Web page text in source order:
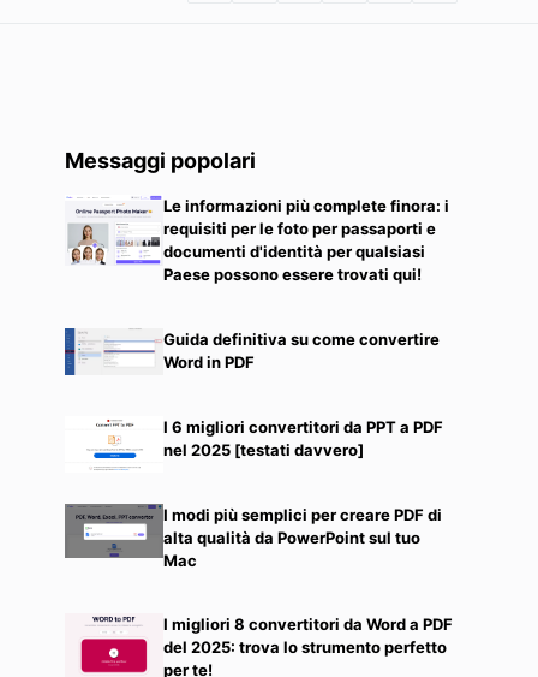
Messaggi popolari
Le informazioni più complete finora: i
requisiti per le foto per passaporti e
documenti d'identità per qualsiasi
Paese possono essere trovati qui!
Guida definitiva su come convertire
Word in PDF
I 6 migliori convertitori da PPT a PDF
nel 2025 [testati davvero]
I modi più semplici per creare PDF di
alta qualità da PowerPoint sul tuo
Mac
I migliori 8 convertitori da Word a PDF
del 2025: trova lo strumento perfetto
per te!